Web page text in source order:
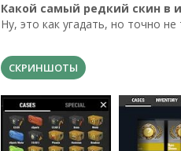
Какой самый редкий скин в
Ну, это как угадать, но точно
СКРИНШОТЫ